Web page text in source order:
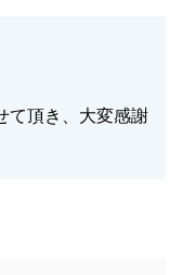
て頂き、大変感謝